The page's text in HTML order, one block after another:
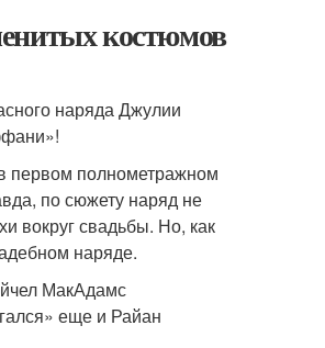
костюмов
наряда Джулии
первом полнометражном
по сюжету наряд не
вокруг свадьбы. Но, как
наряде.
МакАдамс
еще и Райан